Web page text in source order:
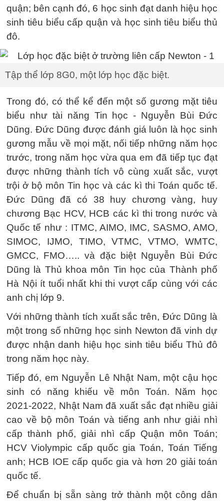
quận; bên cạnh đó, 6 học sinh đạt danh hiệu học
sinh tiêu biểu cấp quận và học sinh tiêu biểu thủ
đô.
Tập thể lớp 8G0, một lớp học đặc biệt.
Trong đó, có thể kể đến một số gương mặt tiêu
biểu như tài năng Tin học - Nguyễn Bùi Đức
Dũng. Đức Dũng được đánh giá luôn là học sinh
gương mẫu về mọi mặt, nối tiếp những năm học
trước, trong năm học vừa qua em đã tiếp tục đạt
được những thành tích vô cùng xuất sắc, vượt
trội ở bộ môn Tin học và các kì thi Toán quốc tế.
Đức Dũng đã có 38 huy chương vàng, huy
chương Bạc HCV, HCB các kì thi trong nước và
Quốc tế như : ITMC, AIMO, IMC, SASMO, AMO,
SIMOC, IJMO, TIMO, VTMC, VTMO, WMTC,
GMCC, FMO….. và đặc biệt Nguyễn Bùi Đức
Dũng là Thủ khoa môn Tin học của Thành phố
Hà Nội ít tuổi nhất khi thi vượt cấp cùng với các
anh chị lớp 9.
Với những thành tích xuất sắc trên, Đức Dũng là
một trong số những học sinh Newton đã vinh dự
được nhận danh hiệu học sinh tiêu biểu Thủ đô
trong năm học này.
Tiếp đó, em Nguyễn Lê Nhật Nam, một cậu học
sinh có năng khiếu về môn Toán. Năm học
2021-2022, Nhật Nam đã xuất sắc đạt nhiều giải
cao về bộ môn Toán và tiếng anh như giải nhì
cấp thành phố, giải nhì cấp Quận môn Toán;
HCV Violympic cấp quốc gia Toán, Toán Tiếng
anh; HCB IOE cấp quốc gia và hơn 20 giải toán
quốc tế.
Để chuẩn bị sẵn sàng trở thành một công dân